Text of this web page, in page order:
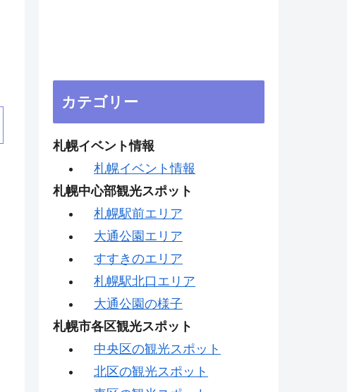
カテゴリー
札幌イベント情報
札幌イベント情報
札幌中心部観光スポット
札幌駅前エリア
大通公園エリア
すすきのエリア
札幌駅北口エリア
大通公園の様子
札幌市各区観光スポット
中央区の観光スポット
北区の観光スポット